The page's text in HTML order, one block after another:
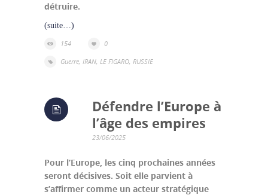
détruire.
(suite…)
154
0
Guerre, IRAN, LE FIGARO, RUSSIE
Défendre l’Europe à
l’âge des empires
23/06/2025
Pour l’Europe, les cinq prochaines années
seront décisives. Soit elle parvient à
s’affirmer comme un acteur stratégique